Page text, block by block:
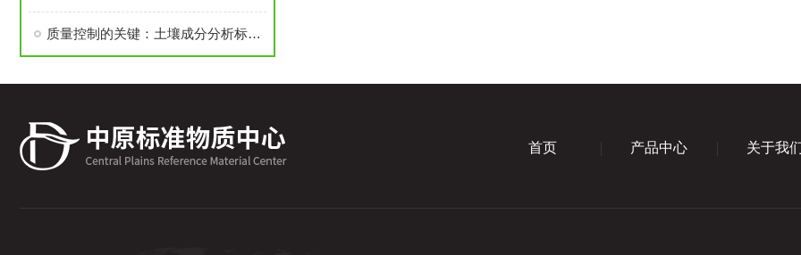
质量控制的关键：土壤成分分析标准物质的选择与验证
首页 产品中心 关于我